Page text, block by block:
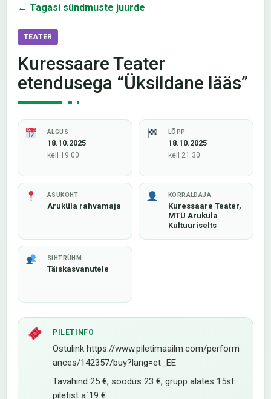
← Tagasi sündmuste juurde
TEATER
Kuressaare Teater
etendusega “Üksildane lääs”
ALGUS
18.10.2025
kell 19:00
LÕPP
18.10.2025
kell 21:30
ASUKOHT
Aruküla rahvamaja
KORRALDAJA
Kuressaare Teater,
MTÜ Aruküla
Kultuuriselts
SIHTRÜHM
Täiskasvanutele
PILETINFO
Ostulink https://www.piletimaailm.com/perform
ances/142357/buy?lang=et_EE
Tavahind 25 €, soodus 23 €, grupp alates 15st
piletist a´19 €.